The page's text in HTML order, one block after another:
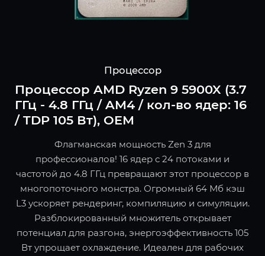
Процессор
Процессор AMD Ryzen 9 5900X (3.7
ГГц - 4.8 ГГц / AM4 / кол-во ядер: 16
/ TDP 105 Вт), OEM
Флагманская мощность Zen 3 для
профессионалов! 16 ядер с 24 потоками и
частотой до 4.8 ГГц превращают этот процессор в
многопоточного монстра. Огромный 64 Мб кэш
L3 ускоряет рендеринг, компиляцию и симуляции.
Разблокированный множитель открывает
потенциал для разгона, энергоэффективность 105
Вт упрощает охлаждение. Идеален для рабочих